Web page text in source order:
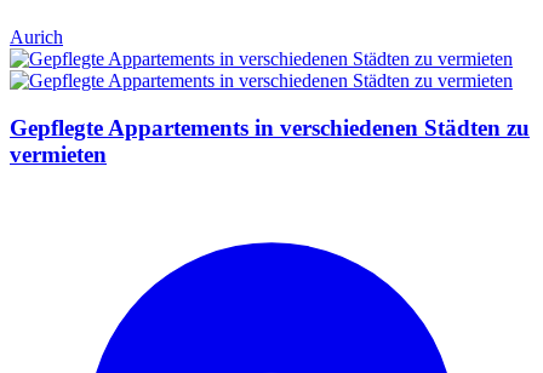
Aurich
Gepflegte Appartements in verschiedenen Städten zu
vermieten